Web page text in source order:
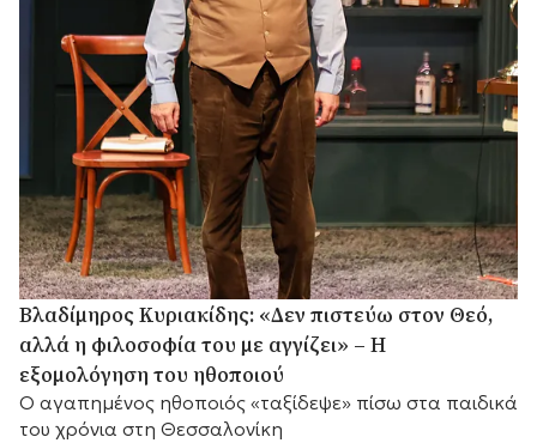
Βλαδίμηρος Κυριακίδης: «Δεν πιστεύω στον Θεό,
αλλά η φιλοσοφία του με αγγίζει» – Η
εξομολόγηση του ηθοποιού
Ο αγαπημένος ηθοποιός «ταξίδεψε» πίσω στα παιδικά
του χρόνια στη Θεσσαλονίκη